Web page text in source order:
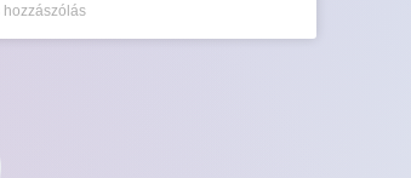
hozzászólás